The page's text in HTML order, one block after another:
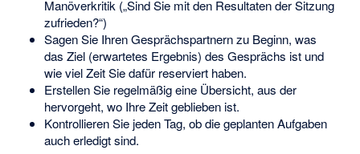
Manöverkritik („Sind Sie mit den Resultaten der Sitzung
zufrieden?“)
Sagen Sie Ihren Gesprächspartnern zu Beginn, was
das Ziel (erwartetes Ergebnis) des Gesprächs ist und
wie viel Zeit Sie dafür reserviert haben.
Erstellen Sie regelmäßig eine Übersicht, aus der
hervorgeht, wo Ihre Zeit geblieben ist.
Kontrollieren Sie jeden Tag, ob die geplanten Aufgaben
auch erledigt sind.